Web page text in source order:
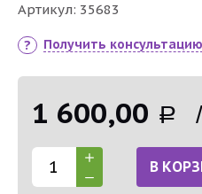
Артикул: 35683
Получить консультацию
1 600,00 Р /
В